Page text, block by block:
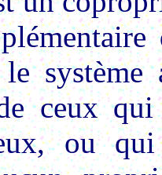
ceux
ou